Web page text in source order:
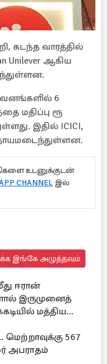
கடந்த வாரத்தில்
Unilever ஆகிய
6
மதிப்பு ரூ
இதில் ICICI,
உடனுக்குடன்
CHANNEL இல்
இங்கே அழுத்தவும்
ஈரான்
இருமுனைத்
மத்திய
மெற்றாவுக்கு 567
அபராதம்